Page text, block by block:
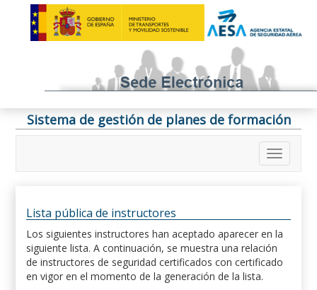
Sistema de gestión de planes de formación
Lista pública de instructores
Los siguientes instructores han aceptado aparecer en la
siguiente lista. A continuación, se muestra una relación
de instructores de seguridad certificados con certificado
en vigor en el momento de la generación de la lista.